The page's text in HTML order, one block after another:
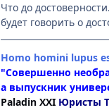
Что до
будет говорить о
Homo homini lupus
"Совершенно
а выпускник
Paladin XXI Юристы